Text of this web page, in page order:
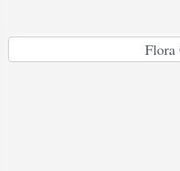
Flora